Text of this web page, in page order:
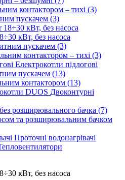
контактором – тихі (3)
пускачем (3)
кВт, без насоса
пускачем (3)
контактором – тихі (3)
Електрокотли підлогові
пускачем (13)
контактором (13)
Двоконтурні
розширювального бачка (7)
та розширювальним бачком
Проточні водонагрівачі
кВт, без насоса